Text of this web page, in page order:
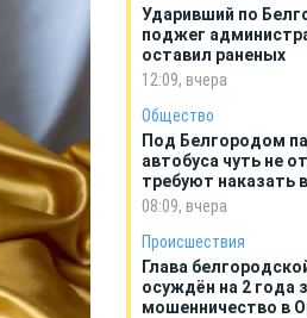
Ударивший по
поджег
оставил раненых
12:09, вчера
Общество
Под Белгородом
автобуса чуть не
требуют наказать
08:09, вчера
Происшествия
Глава
осуждён на 2 года
мошенничество в